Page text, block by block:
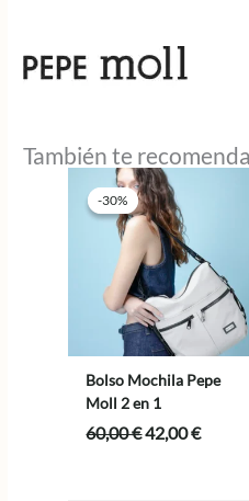
También te
-30%
-30%
Bolso Mochila Pepe
Moll 2 en 1
60,00€El
42,00€El